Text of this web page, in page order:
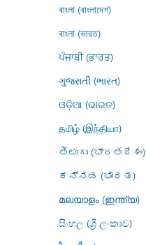
বাংলা (বাংলাদেশ)
বাংলা (ভারত)
ਪੰਜਾਬੀ (ਭਾਰਤ)
ગુજરાતી (ભારત)
ଓଡ଼ିଆ (ଭାରତ)
தமிழ் (இந்தியா)
తెలుగు (భారతదేశం)
ಕನ್ನಡ (ಭಾರತ)
മലയാളം (ഇന്ത്യ)
සිංහල (ශ්‍රී ලංකාව)